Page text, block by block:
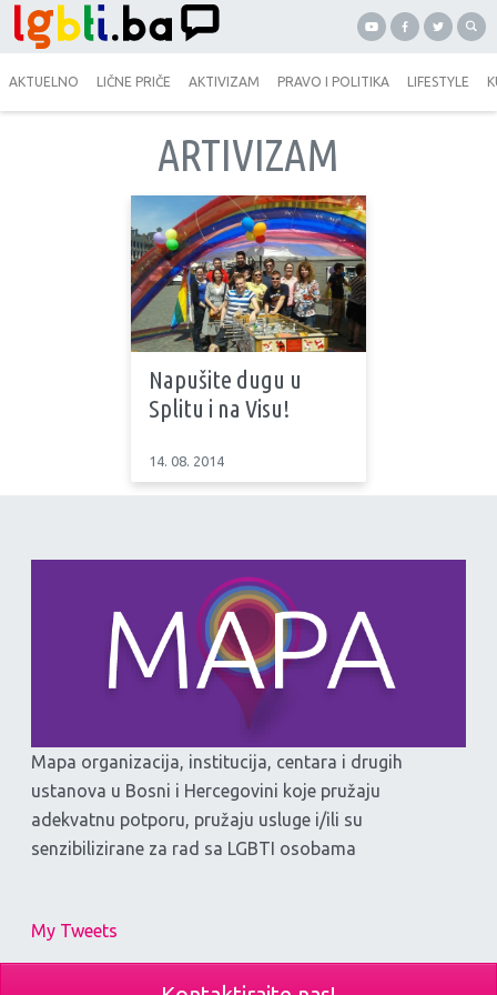
AKTUELNO LIČNE PRIČE AKTIVIZAM PRAVO I POLITIKA LIFESTYLE
ARTIVIZAM
Napušite dugu u
Splitu i na Visu!
14. 08. 2014
Mapa organizacija, institucija, centara i drugih
ustanova u Bosni i Hercegovini koje pružaju
adekvatnu potporu, pružaju usluge i/ili su
senzibilizirane za rad sa LGBTI osobama
My Tweets